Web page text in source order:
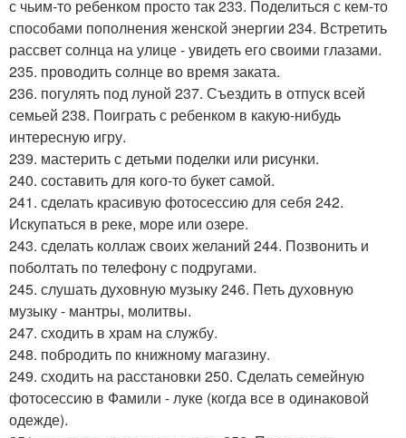
с чьим-то ребенком просто так 233. Поделиться с кем-то
способами пополнения женской энергии 234. Встретить
рассвет солнца на улице - увидеть его своими глазами.
235. проводить солнце во время заката.
236. погулять под луной 237. Съездить в отпуск всей
семьей 238. Поиграть с ребенком в какую-нибудь
интересную игру.
239. мастерить с детьми поделки или рисунки.
240. составить для кого-то букет самой.
241. сделать красивую фотосессию для себя 242.
Искупаться в реке, море или озере.
243. сделать коллаж своих желаний 244. Позвонить и
поболтать по телефону с подругами.
245. слушать духовную музыку 246. Петь духовную
музыку - мантры, молитвы.
247. сходить в храм на службу.
248. побродить по книжному магазину.
249. сходить на расстановки 250. Сделать семейную
фотосессию в Фамили - луке (когда все в одинаковой
одежде).